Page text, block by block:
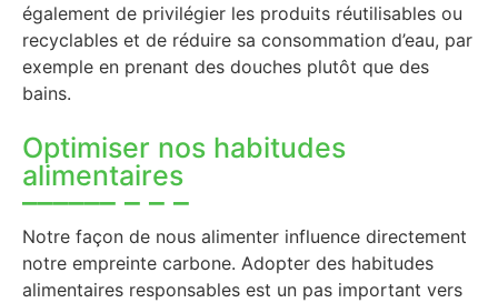
également de privilégier les produits réutilisables ou
recyclables et de réduire sa consommation d’eau, par
exemple en prenant des douches plutôt que des
bains.
Optimiser nos habitudes
alimentaires
Notre façon de nous alimenter influence directement
notre empreinte carbone. Adopter des habitudes
alimentaires responsables est un pas important vers